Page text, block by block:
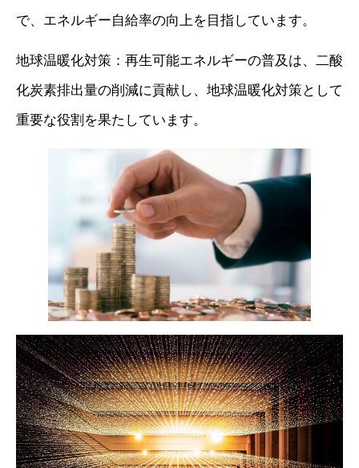
で、エネルギー自給率の向上を目指しています。
地球温暖化対策：再生可能エネルギーの普及は、二酸
化炭素排出量の削減に貢献し、地球温暖化対策として
重要な役割を果たしています。